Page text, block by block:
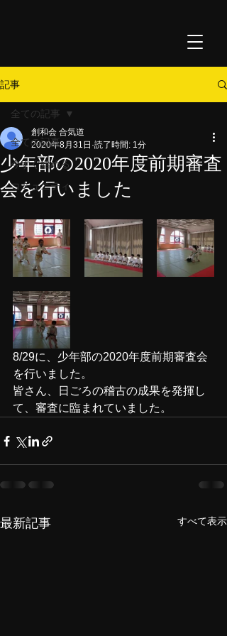
記事
全ての記事
今すぐ始める
コミュニティ
全ての記事
少年部の2020年度前期審査
会を行いました
創和会 合気道
2020年8月31日 読了時間: 1分
8/29に、少年部の2020年度前期審査会
を行いました。
皆さん、日ごろの稽古の成果を発揮し
て、審査に臨まれていました。
最新記事 すべて表示